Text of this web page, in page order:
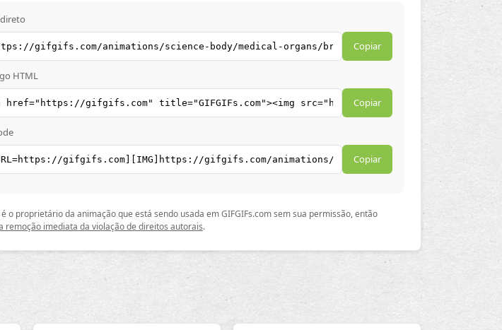
Copiar
HTML
Copiar
Copiar
é o proprietário da animação que está sendo usada em GIFGIFs.com sem sua permissão, então
remoção imediata da violação de direitos autorais.